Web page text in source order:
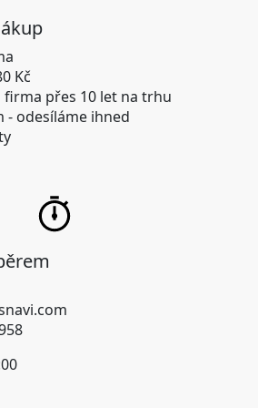
Kč
firma přes 10 let na trhu
- odesíláme ihned